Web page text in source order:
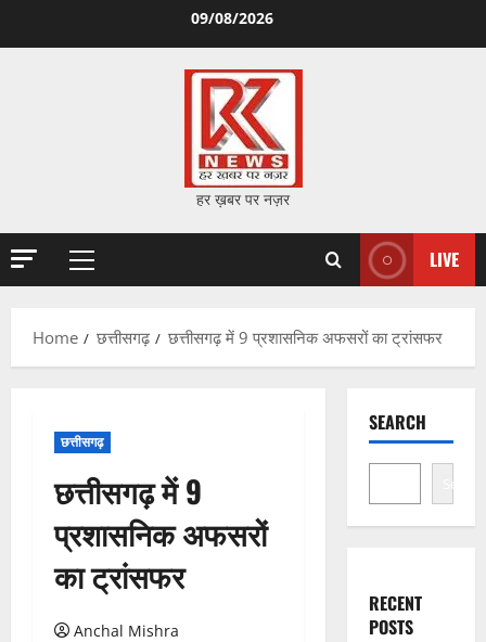
09/08/2026
हर ख़बर पर नज़र
Primary
LIVE
Home छत्तीसगढ़ छत्तीसगढ़ में 9 प्रशासनिक अफसरों का ट्रांसफर
छत्तीसगढ़
छत्तीसगढ़ में 9
प्रशासनिक अफसरों
का ट्रांसफर
Anchal Mishra
SEARCH
Search
RECENT
POSTS